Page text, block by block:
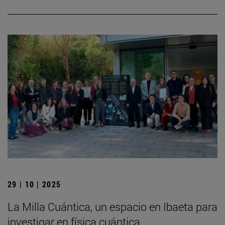
29 | 10 | 2025
La Milla Cuántica, un espacio en Ibaeta para
investigar en física cuántica